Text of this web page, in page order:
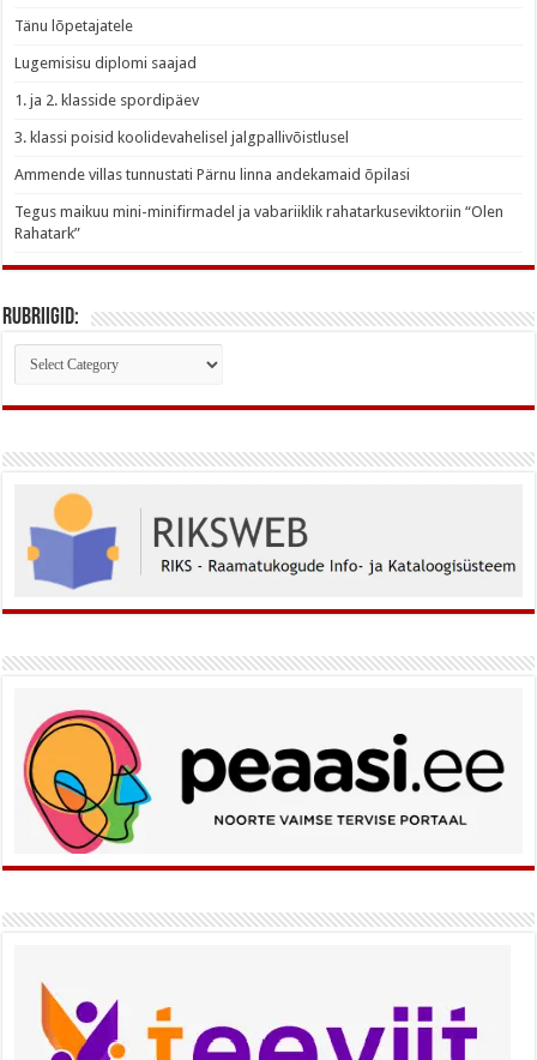
Tänu lõpetajatele
Lugemisisu diplomi saajad
1. ja 2. klasside spordipäev
3. klassi poisid koolidevahelisel jalgpallivõistlusel
Ammende villas tunnustati Pärnu linna andekamaid õpilasi
Tegus maikuu mini-minifirmadel ja vabariiklik rahatarkuseviktoriin “Olen
Rahatark”
Rubriigid:
Rubriigid: